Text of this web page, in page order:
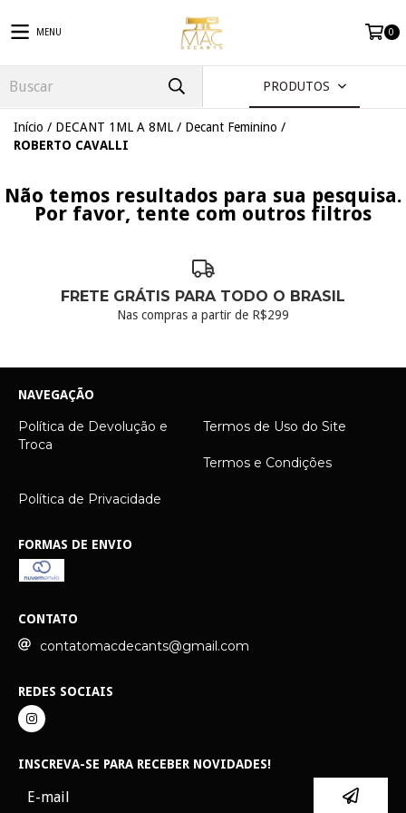
MENU 0
PRODUTOS
Início / DECANT 1ML A 8ML / Decant Feminino /
ROBERTO CAVALLI
Não temos resultados para sua pesquisa.
Por favor, tente com outros filtros
FRETE GRÁTIS PARA TODO O BRASIL
Nas compras a partir de R$299
NAVEGAÇÃO
Política de Devolução e
Troca
Termos de Uso do Site
Termos e Condições
Política de Privacidade
FORMAS DE ENVIO
CONTATO
contatomacdecants@gmail.com
REDES SOCIAIS
INSCREVA-SE PARA RECEBER NOVIDADES!